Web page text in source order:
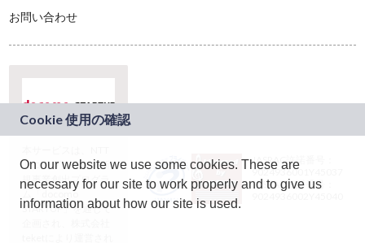
お問い合わせ
ドコモグループの新
規事業創出プログラ
ム「docomo
STARTUP」を通じて
JASRAC許諾番号：
9024936001Y45037
JASRAC許諾番号：
On our website we use some cookies. These are
necessary for our site to work properly and to give us
information about how our site is used.